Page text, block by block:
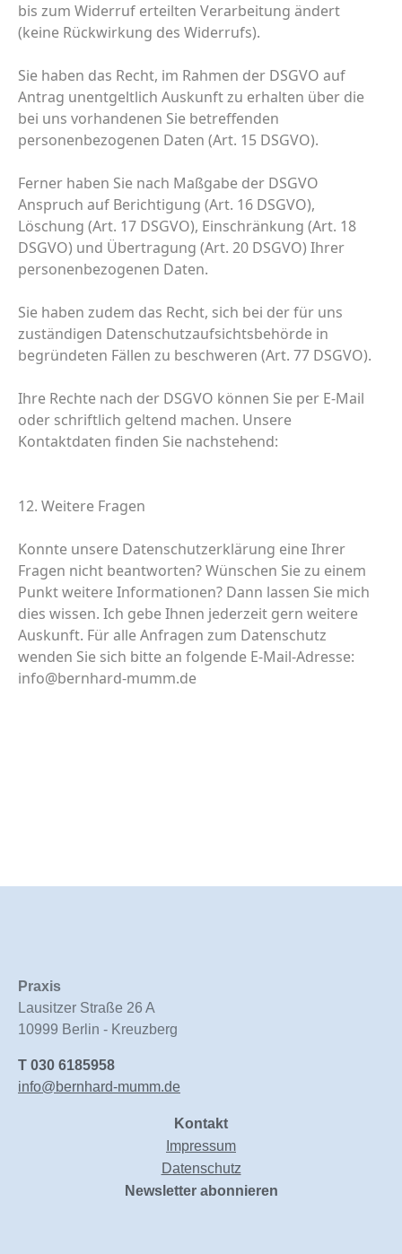
bis zum Widerruf erteilten Verarbeitung ändert
(keine Rückwirkung des Widerrufs).
Sie haben das Recht, im Rahmen der DSGVO auf
Antrag unentgeltlich Auskunft zu erhalten über die
bei uns vorhandenen Sie betreffenden
personenbezogenen Daten (Art. 15 DSGVO).
Ferner haben Sie nach Maßgabe der DSGVO
Anspruch auf Berichtigung (Art. 16 DSGVO),
Löschung (Art. 17 DSGVO), Einschränkung (Art. 18
DSGVO) und Übertragung (Art. 20 DSGVO) Ihrer
personenbezogenen Daten.
Sie haben zudem das Recht, sich bei der für uns
zuständigen Datenschutzaufsichtsbehörde in
begründeten Fällen zu beschweren (Art. 77 DSGVO).
Ihre Rechte nach der DSGVO können Sie per E-Mail
oder schriftlich geltend machen. Unsere
Kontaktdaten finden Sie nachstehend:
12. Weitere Fragen
Konnte unsere Datenschutzerklärung eine Ihrer
Fragen nicht beantworten? Wünschen Sie zu einem
Punkt weitere Informationen? Dann lassen Sie mich
dies wissen. Ich gebe Ihnen jederzeit gern weitere
Auskunft. Für alle Anfragen zum Datenschutz
wenden Sie sich bitte an folgende E-Mail-Adresse:
info@bernhard-mumm.de
Praxis
Lausitzer Straße 26 A
10999 Berlin - Kreuzberg
T 030 6185958
info@bernhard-mumm.de
Kontakt
Impressum
Datenschutz
Newsletter abonnieren